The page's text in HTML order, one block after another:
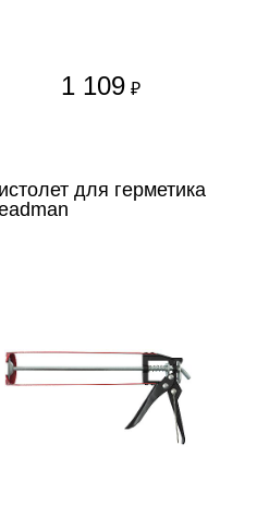
1 109 ₽
для герметика